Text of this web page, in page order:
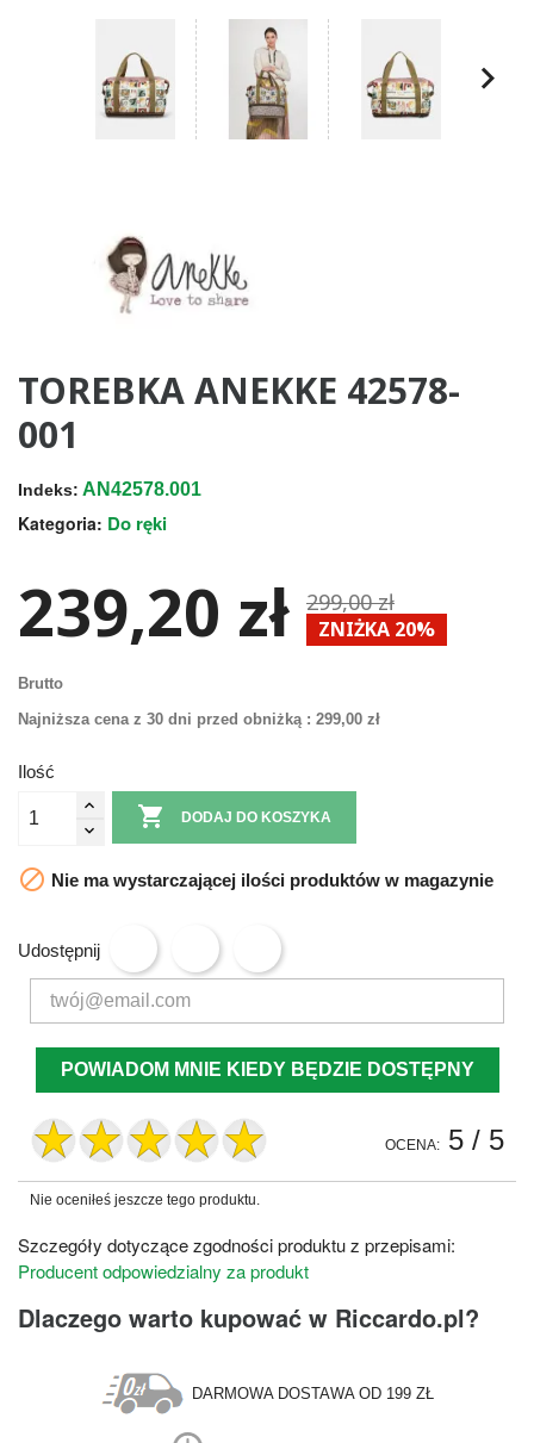
TOREBKA ANEKKE 42578-
001
Indeks: AN42578.001
Kategoria: Do ręki
239,20 zł 299,00 zł
ZNIŻKA 20%
Brutto
Najniższa cena z 30 dni przed obniżką : 299,00 zł
Ilość
 DODAJ DO KOSZYKA
 Nie ma wystarczającej ilości produktów w magazynie
Udostępnij
POWIADOM MNIE KIEDY BĘDZIE DOSTĘPNY
OCENA: 5 / 5
Nie oceniłeś jeszcze tego produktu.
Szczegóły dotyczące zgodności produktu z przepisami:
Producent odpowiedzialny za produkt
Dlaczego warto kupować w Riccardo.pl?
DARMOWA DOSTAWA OD 199 ZŁ